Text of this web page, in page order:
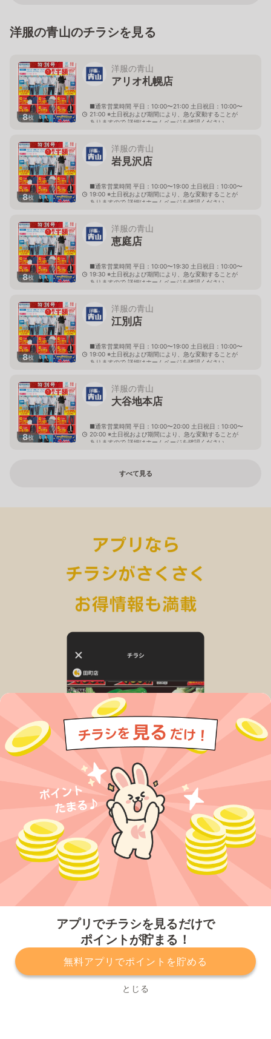
アプリでチラシを見るだけで
ポイントが貯まる！
無料アプリでポイントを貯める
とじる
洋服の青山のチラシを見る
8枚
洋服の青山
アリオ札幌店
■通常営業時間 平日：10:00〜21:00 土日祝日：10:00〜
21:00 ※土日祝および期間により、急な変動することが
ありますので 詳細はホームページを確認ください
8枚
洋服の青山
岩見沢店
■通常営業時間 平日：10:00〜19:00 土日祝日：10:00〜
19:00 ※土日祝および期間により、急な変動することが
ありますので 詳細はホームページを確認ください
8枚
洋服の青山
恵庭店
■通常営業時間 平日：10:00〜19:30 土日祝日：10:00〜
19:30 ※土日祝および期間により、急な変動することが
ありますので 詳細はホームページを確認ください
8枚
洋服の青山
江別店
■通常営業時間 平日：10:00〜19:00 土日祝日：10:00〜
19:00 ※土日祝および期間により、急な変動することが
ありますので 詳細はホームページを確認ください
8枚
洋服の青山
大谷地本店
■通常営業時間 平日：10:00〜20:00 土日祝日：10:00〜
20:00 ※土日祝および期間により、急な変動することが
ありますので 詳細はホームページを確認ください
すべて見る
プライバシーポリシー 利用規約
運営会社
サービスに関してのお問い合わせ